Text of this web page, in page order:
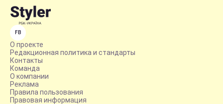
FB
О проекте
Редакционная политика и стандарты
Контакты
Команда
О компании
Реклама
Правила пользования
Правовая информация